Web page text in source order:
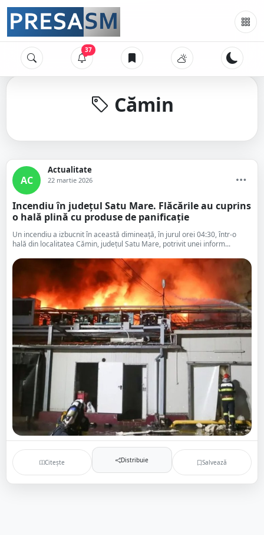
37
Cămin
AC
Actualitate
22 martie 2026
Incendiu în județul Satu Mare. Flăcările au cuprins
o hală plină cu produse de panificație
Un incendiu a izbucnit în această dimineață, în jurul orei 04:30, într-o
hală din localitatea Cămin, județul Satu Mare, potrivit unei inform...
Citește Distribuie Salvează